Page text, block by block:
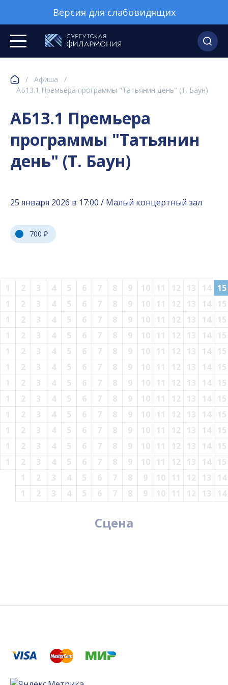
Версия для слабовидящих
/ Афиша
/
АБ13.1 Премьера программы "Татьянин день" (Т. Баун)
АБ13.1 Премьера
программы "Татьянин
день" (Т. Баун)
25 января 2026 в 17:00 / Малый концертный зал
700 ₽
1 2 3 4 5 6 7 8 9 10 11 12 13 14
15
1
2 3 4 5 6 7 8 9 10 11 12 13 14
15
1
2 3 4 5 6 7 8 9 10 11 12 13 14
15
1
2 3 4 5 6 7 8 9 10 11 12 13 14
15
1
2 3 4 5 6 7 8 9 10 11 12 13 14
15
1
2 3 4 5 6 7 8 9 10 11 12 13 14
15
1
2 3 4 5 6 7 8 9 10 11 12 13 14
15
1
2 3 4 5 6 7 8 9 10 11 12 13 14
15
1
2 3 4 5 6 7 8 9 10 11 12 13 14
15
1
2 3 4 5 6 7 8 9 10 11 12 13 14
15
1
2 3 4 5 6 7 8 9 10 11 12 13 14
15
1
2 3 4 5 6 7 8 9 10 11 12 13 14
15
1
2 3 4 5 6 7 8 9 10 11 12 13
14
1
2 3 4 5 6 7 8 9 10 11 12 13 14
Сцена